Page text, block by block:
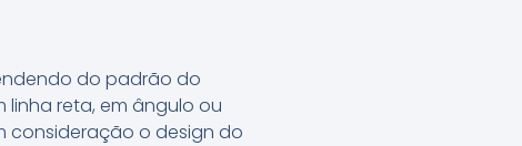
do padrão do
reta, em ângulo ou
consideração o design do